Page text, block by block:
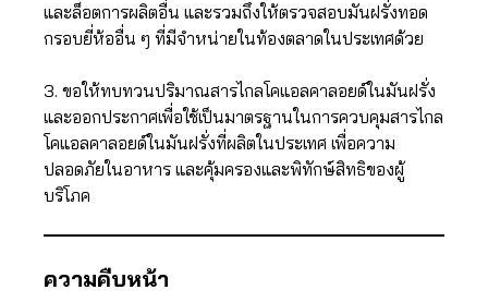
และล็อตการผลิตอื่น และรวมถึงให้ตรวจสอบมันฝรั่งทอด
กรอบยี่ห้ออื่น ๆ ที่มีจำหน่ายในท้องตลาดในประเทศด้วย
3. ขอให้ทบทวนปริมาณสารไกลโคแอลคาลอยด์ในมันฝรั่ง
และออกประกาศเพื่อใช้เป็นมาตรฐานในการควบคุมสารไกล
โคแอลคาลอยด์ในมันฝรั่งที่ผลิตในประเทศ เพื่อความ
ปลอดภัยในอาหาร และคุ้มครองและพิทักษ์สิทธิของผู้
บริโภค
ความคืบหน้า